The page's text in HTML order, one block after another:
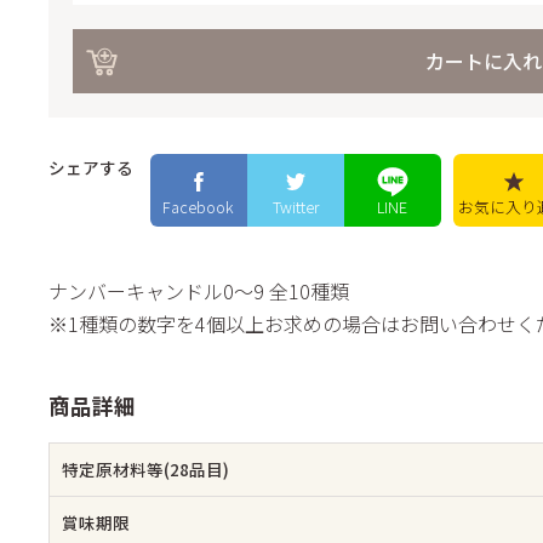
カートに入
シェアする
Facebook Twitter LINE お気に入り
ナンバーキャンドル0～9 全10種類
※1種類の数字を4個以上お求めの場合はお問い合わせく
商品詳細
特定原材料等(28品目)
賞味期限